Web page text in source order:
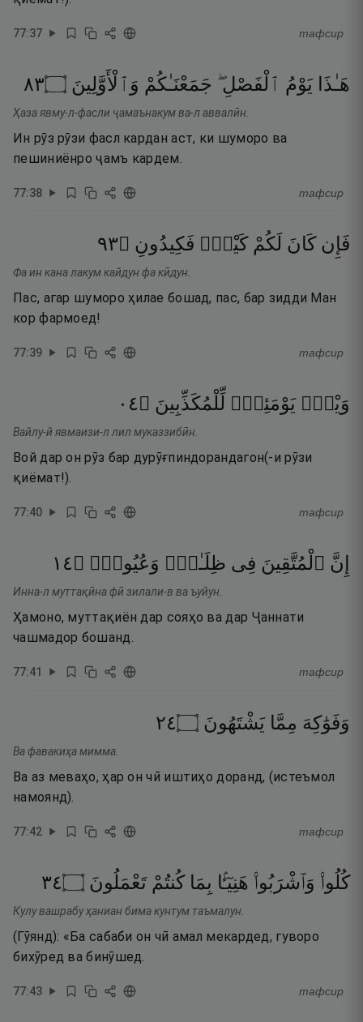
77:37 тафсир
هَـٰذَا يَوْمُ ٱلْفَصْلِ ۖ جَمَعْنَـٰكُمْ وَٱلْأَوَّلِينَ ۝٣٨
Ҳаза явму-л-фасли ҷамаънакум ва-л аввалӣн.
Ин рӯз рӯзи фасл кардан аст, ки шуморо ва
пешиниёнро ҷамъ кардем.
77:38 тафсир
فَإِن كَانَ لَكُمْ كَيْدٌۭ فَكِيدُونِ ۝٣٩
Фа ин кана лакум кайдун фа кӣдун.
Пас, агар шуморо ҳилае бошад, пас, бар зидди Ман
кор фармоед!
77:39 тафсир
وَيْلٌۭ يَوْمَئِذٍۢ لِّلْمُكَذِّبِينَ ۝٤٠
Вайлу-й явмаизи-л лил муказзибӣн.
Вой дар он рӯз бар дурӯғпиндорандагон(-и рӯзи
қиёмат!).
77:40 тафсир
إِنَّ ٱلْمُتَّقِينَ فِى ظِلَـٰلٍۢ وَعُيُونٍۢ ۝٤١
Инна-л муттақӣна фӣ зилали-в ва ъуйун.
Ҳамоно, муттақиён дар сояҳо ва дар Ҷаннати
чашмадор бошанд.
77:41 тафсир
وَفَوَٰكِهَ مِمَّا يَشْتَهُونَ ۝٤٢
Ва фавакиҳа мимма.
Ва аз меваҳо, ҳар он чӣ иштиҳо доранд, (истеъмол
намоянд).
77:42 тафсир
كُلُوا۟ وَٱشْرَبُوا۟ هَنِيٓـًٔۢا بِمَا كُنتُمْ تَعْمَلُونَ ۝٤٣
Кулу вашрабу ҳаниан бима кунтум таъмалун.
(Гӯянд): «Ба сабаби он чӣ амал мекардед, гуворо
бихӯред ва бинӯшед.
77:43 тафсир